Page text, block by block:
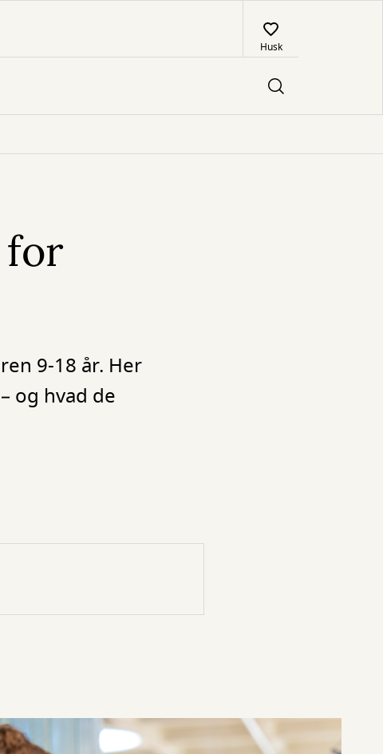
Husk
for
9-18 år. Her
og hvad de